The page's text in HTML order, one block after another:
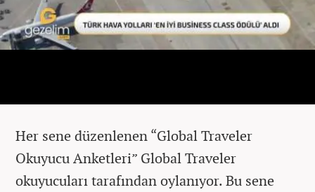
Her sene düzenlenen “Global Traveler
Okuyucu Anketleri” Global Traveler
okuyucuları tarafından oylanıyor. Bu sene